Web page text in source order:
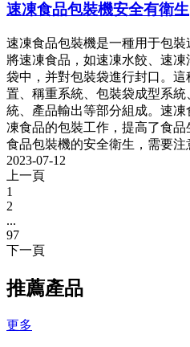
速凍食品包裝機安全有衛生
速凍食品包裝機是一種用于包
將速凍食品，如速凍水餃、速
袋中，并對包裝袋進行封口。
置、稱重系統、包裝袋成型系
統、產品輸出等部分組成。速
凍食品的包裝工作，提高了食
食品包裝機的安全衛生，需要注
2023-07-12
上一頁
1
2
...
97
下一頁
推薦產品
更多